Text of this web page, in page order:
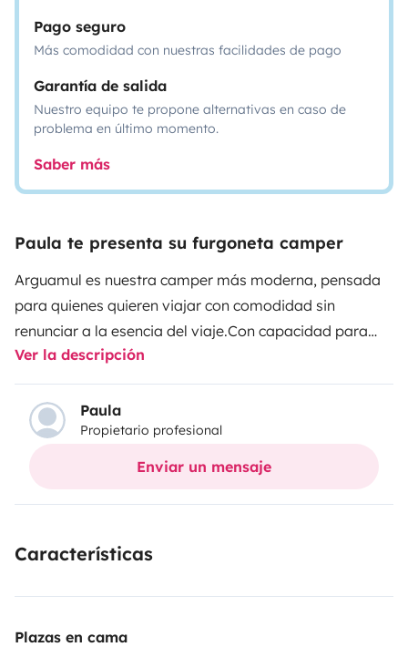
Pago seguro
Más comodidad con nuestras facilidades de pago
Garantía de salida
Nuestro equipo te propone alternativas en caso de
problema en último momento.
Saber más
Paula te presenta su furgoneta camper
Arguamul es nuestra camper más moderna, pensada
para quienes quieren viajar con comodidad sin
renunciar a la esencia del viaje.Con capacidad para
tres personas y techo elevable, ofrece el espacio
perfecto para moverse con libertad durante el día y
descansar cómodamente por la noche.
conducir, práctica y bien equipada, es ideal para
descubrir La Gomera a tu ritmo, parar donde te
Ver la descripción
Paula
Propietario profesional
Enviar un mensaje
Características
Plazas en cama